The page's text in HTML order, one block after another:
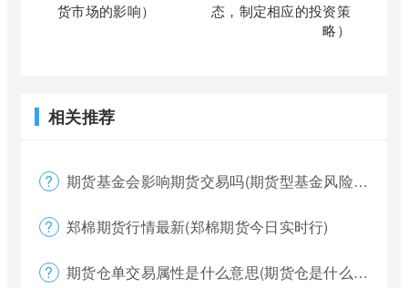
货市场的影响）
态，制定相应的投资策
略）
相关推荐
期货基金会影响期货交易吗(期货型基金风险大吗)
郑棉期货行情最新(郑棉期货今日实时行)
期货仓单交易属性是什么意思(期货仓是什么意思)